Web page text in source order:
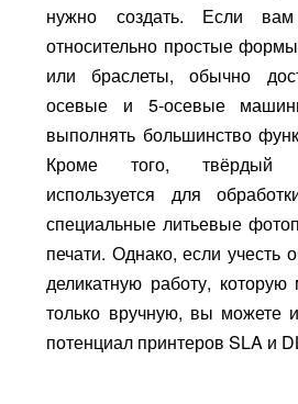
нужно создать. Если
относительно простые
или браслеты, обычно
осевые и 5-осевые
выполнять большинство
Кроме того, твёрдый
используется для
специальные литьевые
печати. Однако, если учесть
деликатную работу,
только вручную, вы можете
потенциал принтеров SLA и